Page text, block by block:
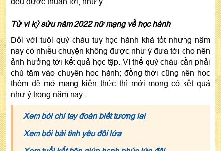
Tử vi kỷ sửu năm 2022 nữ mạng về học hành
Đối với tuổi quý cháu tuy học hành khá tốt nhưng năm
nay có nhiều chuyện không được như ý đưa tới cho nên
ảnh hưởng tới kết quả học tập. Vì thế quý cháu cần phải
chú tâm vào chuyện học hành; đồng thời cũng nên học
thêm để mở mang kiến thức thì mới mong có kết quả
như ý trong năm nay.
Xem bói chỉ tay đoán biết tương lai
Xem bói bài tình yêu đôi lứa